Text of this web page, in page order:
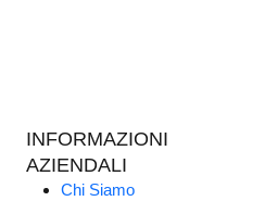
INFORMAZIONI
AZIENDALI
Chi Siamo